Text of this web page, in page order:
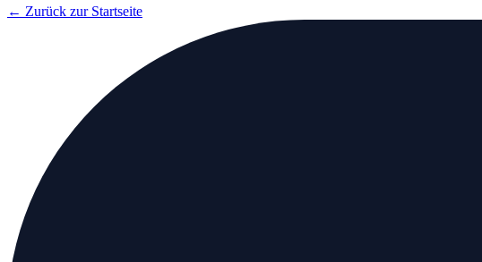
← Zurück zur Startseite